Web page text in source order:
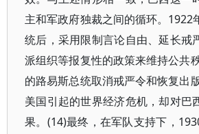
主和军政府独裁之间的循环。1922
统后，采用限制言论自由、延长戒
派组织等报复性的政策来维持公共
的路易斯总统取消戒严令和恢复出
美国引起的世界经济危机，却对巴
果。(14)最终，在军队支持下，